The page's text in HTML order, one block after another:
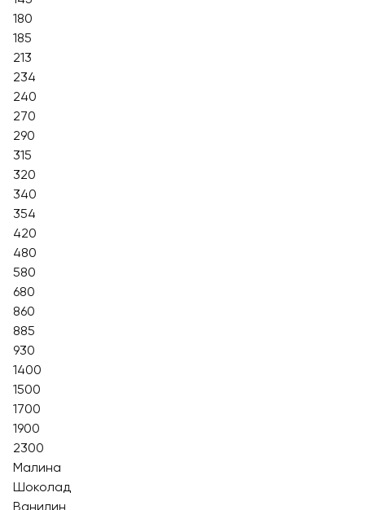
180
185
213
234
240
270
290
315
320
340
354
420
480
580
680
860
885
930
1400
1500
1700
1900
2300
Малина
Шоколад
Ванилин